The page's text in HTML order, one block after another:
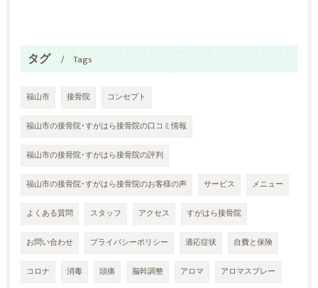
タグ Tags
福山市 接骨院 コンセプト
福山市の接骨院･すがはら接骨院の口コミ情報
福山市の接骨院･すがはら接骨院の評判
福山市の接骨院･すがはら接骨院のお客様の声 サービス メニュー
よくある質問 スタッフ アクセス すがはら接骨院
お問い合わせ プライバシーポリシー 適応症状 自費と保険
コロナ 消毒 頭痛 脳幹調整 アロマ アロマスプレー